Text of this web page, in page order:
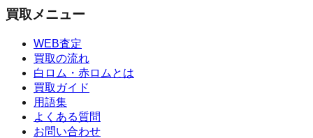
買取メニュー
WEB査定
買取の流れ
白ロム・赤ロムとは
買取ガイド
用語集
よくある質問
お問い合わせ